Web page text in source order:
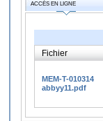
ACCÈS EN LIGNE
Fichier
MEM-T-010314
abbyy11.pdf